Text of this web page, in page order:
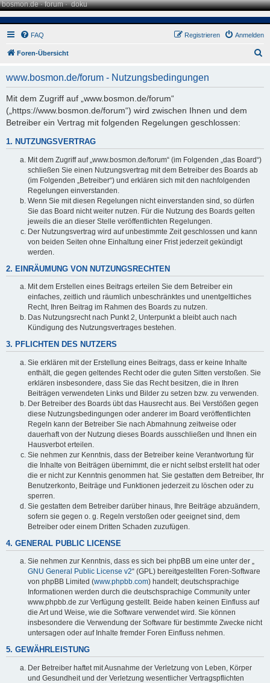
bosmon.de·forum·doku
FAQ Anmelden
Registrieren
Foren-Übersicht
www.bosmon.de/forum - Nutzungsbedingungen
Mit dem Zugriff auf „www.bosmon.de/forum“
(„https://www.bosmon.de/forum“) wird zwischen Ihnen und dem
Betreiber ein Vertrag mit folgenden Regelungen geschlossen:
1. NUTZUNGSVERTRAG
Mit dem Zugriff auf „www.bosmon.de/forum“ (im Folgenden „das Board“)
schließen Sie einen Nutzungsvertrag mit dem Betreiber des Boards ab
(im Folgenden „Betreiber“) und erklären sich mit den nachfolgenden
Regelungen einverstanden.
Wenn Sie mit diesen Regelungen nicht einverstanden sind, so dürfen
Sie das Board nicht weiter nutzen. Für die Nutzung des Boards gelten
jeweils die an dieser Stelle veröffentlichten Regelungen.
Der Nutzungsvertrag wird auf unbestimmte Zeit geschlossen und kann
von beiden Seiten ohne Einhaltung einer Frist jederzeit gekündigt
werden.
2. EINRÄUMUNG VON NUTZUNGSRECHTEN
Mit dem Erstellen eines Beitrags erteilen Sie dem Betreiber ein
einfaches, zeitlich und räumlich unbeschränktes und unentgeltliches
Recht, Ihren Beitrag im Rahmen des Boards zu nutzen.
Das Nutzungsrecht nach Punkt 2, Unterpunkt a bleibt auch nach
Kündigung des Nutzungsvertrages bestehen.
3. PFLICHTEN DES NUTZERS
Sie erklären mit der Erstellung eines Beitrags, dass er keine Inhalte
enthält, die gegen geltendes Recht oder die guten Sitten verstoßen. Sie
erklären insbesondere, dass Sie das Recht besitzen, die in Ihren
Beiträgen verwendeten Links und Bilder zu setzen bzw. zu verwenden.
Der Betreiber des Boards übt das Hausrecht aus. Bei Verstößen gegen
diese Nutzungsbedingungen oder anderer im Board veröffentlichten
Regeln kann der Betreiber Sie nach Abmahnung zeitweise oder
dauerhaft von der Nutzung dieses Boards ausschließen und Ihnen ein
Hausverbot erteilen.
Sie nehmen zur Kenntnis, dass der Betreiber keine Verantwortung für
die Inhalte von Beiträgen übernimmt, die er nicht selbst erstellt hat oder
die er nicht zur Kenntnis genommen hat. Sie gestatten dem Betreiber, Ihr
Benutzerkonto, Beiträge und Funktionen jederzeit zu löschen oder zu
sperren.
Sie gestatten dem Betreiber darüber hinaus, Ihre Beiträge abzuändern,
sofern sie gegen o. g. Regeln verstoßen oder geeignet sind, dem
Betreiber oder einem Dritten Schaden zuzufügen.
4. GENERAL PUBLIC LICENSE
Sie nehmen zur Kenntnis, dass es sich bei phpBB um eine unter der „
GNU General Public License v2“ (GPL) bereitgestellten Foren-Software
von phpBB Limited (www.phpbb.com) handelt; deutschsprachige
Informationen werden durch die deutschsprachige Community unter
www.phpbb.de zur Verfügung gestellt. Beide haben keinen Einfluss auf
die Art und Weise, wie die Software verwendet wird. Sie können
insbesondere die Verwendung der Software für bestimmte Zwecke nicht
untersagen oder auf Inhalte fremder Foren Einfluss nehmen.
5. GEWÄHRLEISTUNG
Der Betreiber haftet mit Ausnahme der Verletzung von Leben, Körper
und Gesundheit und der Verletzung wesentlicher Vertragspflichten